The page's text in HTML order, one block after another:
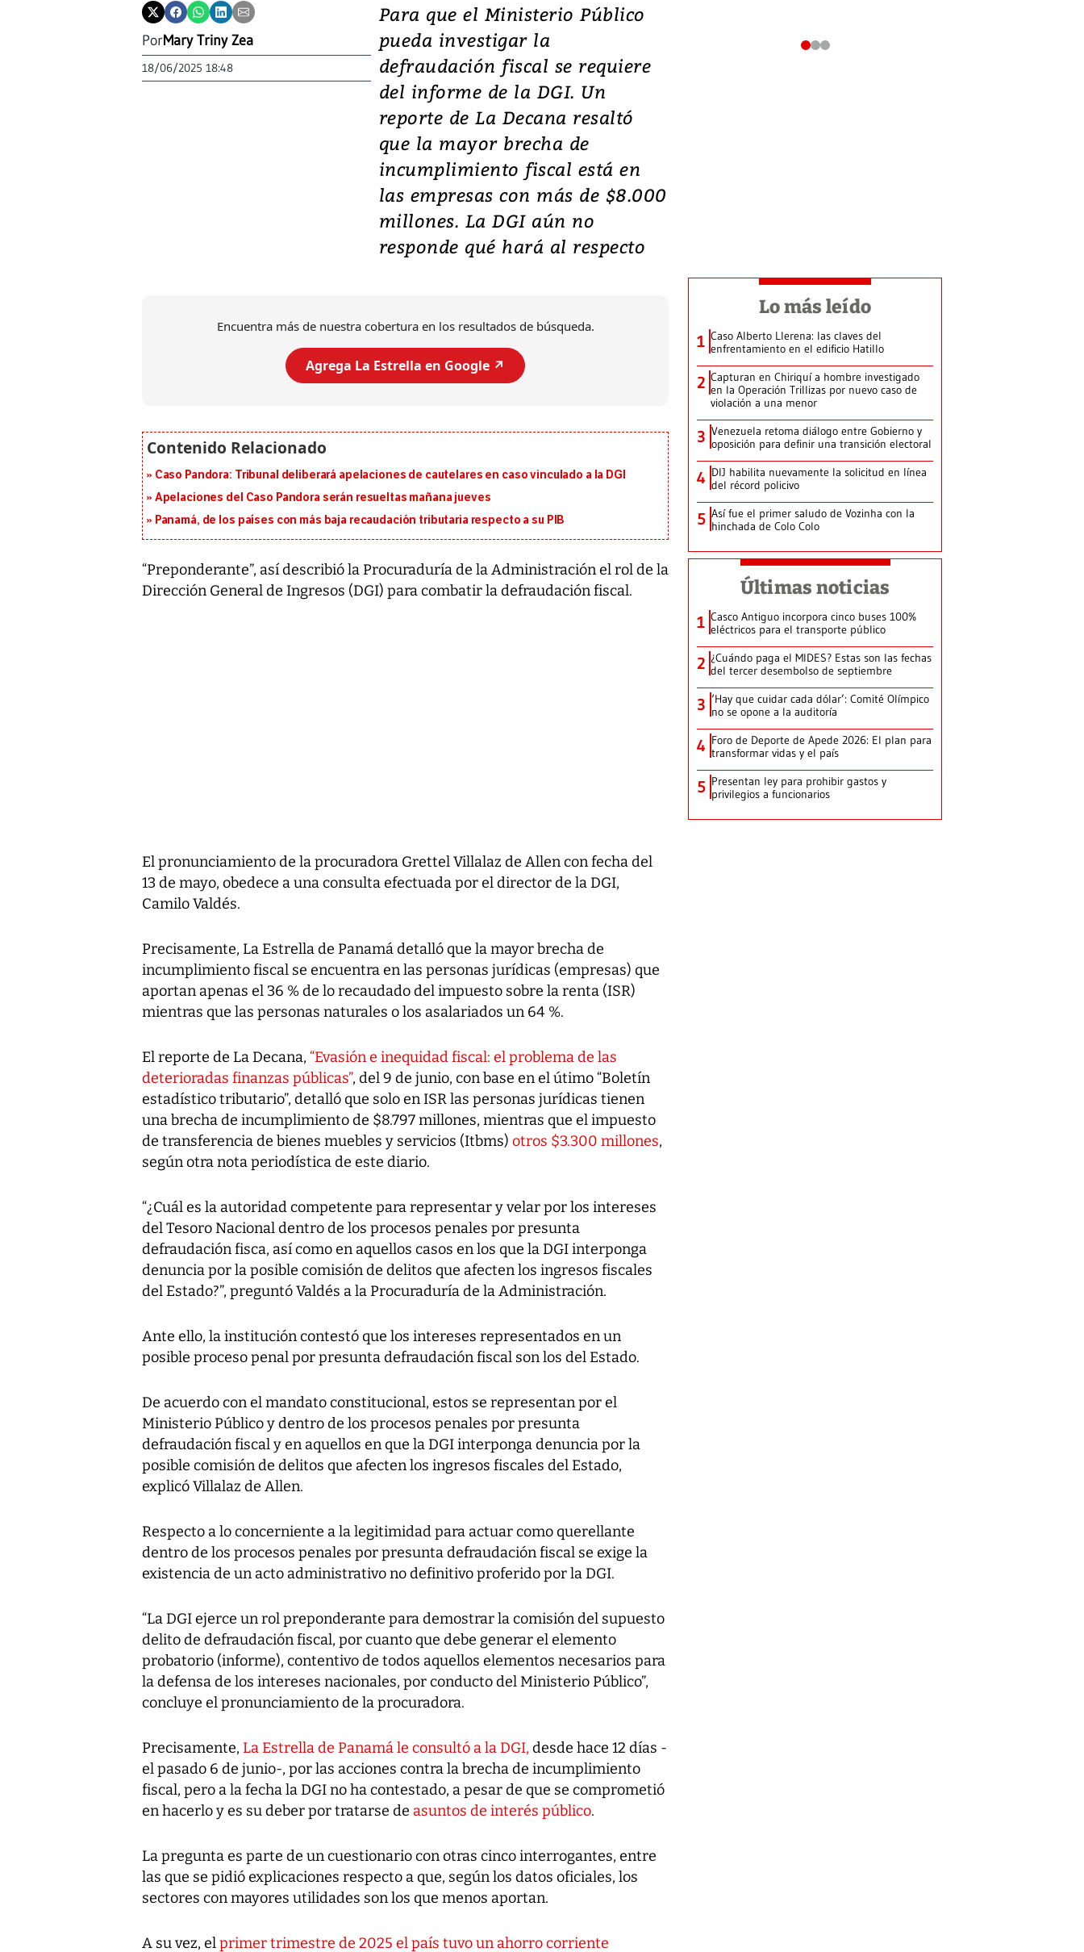
PorMary Triny Zea
18/06/2025 18:48
Para que el Ministerio Público
pueda investigar la
defraudación fiscal se requiere
del informe de la DGI. Un
reporte de La Decana resaltó
que la mayor brecha de
incumplimiento fiscal está en
las empresas con más de $8.000
millones. La DGI aún no
responde qué hará al respecto
Encuentra más de nuestra cobertura en los resultados de búsqueda.
Agrega La Estrella en Google ↗️
Caso Pandora: Tribunal deliberará apelaciones de cautelares en caso vinculado a la DGI
Apelaciones del Caso Pandora serán resueltas mañana jueves
Panamá, de los países con más baja recaudación tributaria respecto a su PIB
“Preponderante”, así describió la Procuraduría de la Administración el rol de la
Dirección General de Ingresos (DGI) para combatir la defraudación fiscal.
El pronunciamiento de la procuradora Grettel Villalaz de Allen con fecha del
13 de mayo, obedece a una consulta efectuada por el director de la DGI,
Camilo Valdés.
Precisamente, La Estrella de Panamá detalló que la mayor brecha de
incumplimiento fiscal se encuentra en las personas jurídicas (empresas) que
aportan apenas el 36 % de lo recaudado del impuesto sobre la renta (ISR)
mientras que las personas naturales o los asalariados un 64 %.
El reporte de La Decana, “Evasión e inequidad fiscal: el problema de las
deterioradas finanzas públicas”, del 9 de junio, con base en el útimo “Boletín
estadístico tributario”, detalló que solo en ISR las personas jurídicas tienen
una brecha de incumplimiento de $8.797 millones, mientras que el impuesto
de transferencia de bienes muebles y servicios (Itbms) otros $3.300 millones,
según otra nota periodística de este diario.
“¿Cuál es la autoridad competente para representar y velar por los intereses
del Tesoro Nacional dentro de los procesos penales por presunta
defraudación fisca, así como en aquellos casos en los que la DGI interponga
denuncia por la posible comisión de delitos que afecten los ingresos fiscales
del Estado?”, preguntó Valdés a la Procuraduría de la Administración.
Ante ello, la institución contestó que los intereses representados en un
posible proceso penal por presunta defraudación fiscal son los del Estado.
De acuerdo con el mandato constitucional, estos se representan por el
Ministerio Público y dentro de los procesos penales por presunta
defraudación fiscal y en aquellos en que la DGI interponga denuncia por la
posible comisión de delitos que afecten los ingresos fiscales del Estado,
explicó Villalaz de Allen.
Respecto a lo concerniente a la legitimidad para actuar como querellante
dentro de los procesos penales por presunta defraudación fiscal se exige la
existencia de un acto administrativo no definitivo proferido por la DGI.
“La DGI ejerce un rol preponderante para demostrar la comisión del supuesto
delito de defraudación fiscal, por cuanto que debe generar el elemento
probatorio (informe), contentivo de todos aquellos elementos necesarios para
la defensa de los intereses nacionales, por conducto del Ministerio Público”,
concluye el pronunciamiento de la procuradora.
Precisamente, La Estrella de Panamá le consultó a la DGI, desde hace 12 días -
el pasado 6 de junio-, por las acciones contra la brecha de incumplimiento
fiscal, pero a la fecha la DGI no ha contestado, a pesar de que se comprometió
en hacerlo y es su deber por tratarse de asuntos de interés público.
La pregunta es parte de un cuestionario con otras cinco interrogantes, entre
las que se pidió explicaciones respecto a que, según los datos oficiales, los
sectores con mayores utilidades son los que menos aportan.
A su vez, elprimer trimestre de 2025 el país tuvo un ahorro corriente
Lo más leído
1 Caso Alberto Llerena: las claves del
enfrentamiento en el edificio Hatillo
2 Capturan en Chiriquí a hombre investigado
en la Operación Trillizas por nuevo caso de
violación a una menor
3 Venezuela retoma diálogo entre Gobierno y
oposición para definir una transición electoral
4 DIJ habilita nuevamente la solicitud en línea
del récord policivo
5 Así fue el primer saludo de Vozinha con la
hinchada de Colo Colo
Últimas noticias
1 Casco Antiguo incorpora cinco buses 100%
eléctricos para el transporte público
2 ¿Cuándo paga el MIDES? Estas son las fechas
del tercer desembolso de septiembre
3 ‘Hay que cuidar cada dólar’: Comité Olímpico
no se opone a la auditoría
4 Foro de Deporte de Apede 2026: El plan para
transformar vidas y el país
5 Presentan ley para prohibir gastos y
privilegios a funcionarios